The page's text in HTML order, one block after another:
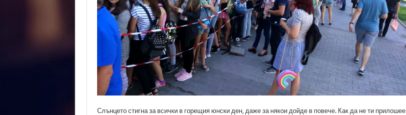
Слънцето стигна за всички в горещия юнски ден, даже за някои дойде в повече. Как да не ти прилошее